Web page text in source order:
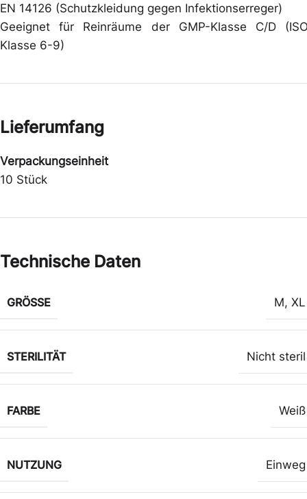
EN 14126 (Schutzkleidung gegen Infektionserreger)
Geeignet für Reinräume der GMP-Klasse C/D
Klasse 6-9)
Lieferumfang
Verpackungseinheit
10 Stück
Technische Daten
GRÖSSE M, XL
STERILITÄT Nicht steril
FARBE Weiß
NUTZUNG Einweg